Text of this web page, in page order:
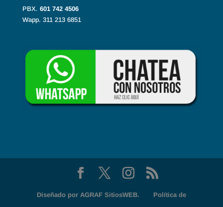
PBX. 601 742 4506
Wapp. 311 213 6851
Diseñado por AGRAF SitiosWEB. Política de